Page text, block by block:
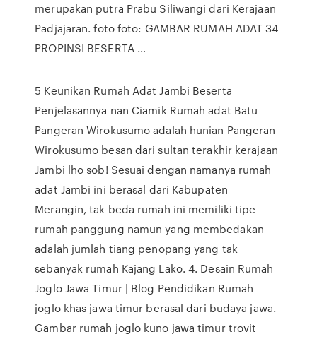
merupakan putra Prabu Siliwangi dari Kerajaan
Padjajaran. foto foto: GAMBAR RUMAH ADAT 34
PROPINSI BESERTA …
5 Keunikan Rumah Adat Jambi Beserta
Penjelasannya nan Ciamik Rumah adat Batu
Pangeran Wirokusumo adalah hunian Pangeran
Wirokusumo besan dari sultan terakhir kerajaan
Jambi lho sob! Sesuai dengan namanya rumah
adat Jambi ini berasal dari Kabupaten
Merangin, tak beda rumah ini memiliki tipe
rumah panggung namun yang membedakan
adalah jumlah tiang penopang yang tak
sebanyak rumah Kajang Lako. 4. Desain Rumah
Joglo Jawa Timur | Blog Pendidikan Rumah
joglo khas jawa timur berasal dari budaya jawa.
Gambar rumah joglo kuno jawa timur trovit